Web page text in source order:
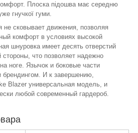
Плоска підошва має середню
гнучкої гуми.
сковывает движения, позволяя
комфорт в условиях высокой
шнуровка имеет десять отверстий
что позволяет надежно
ноге. Язычок и боковые части
И к завершению,
Blazer универсальная модель, и
любой современный гардероб.